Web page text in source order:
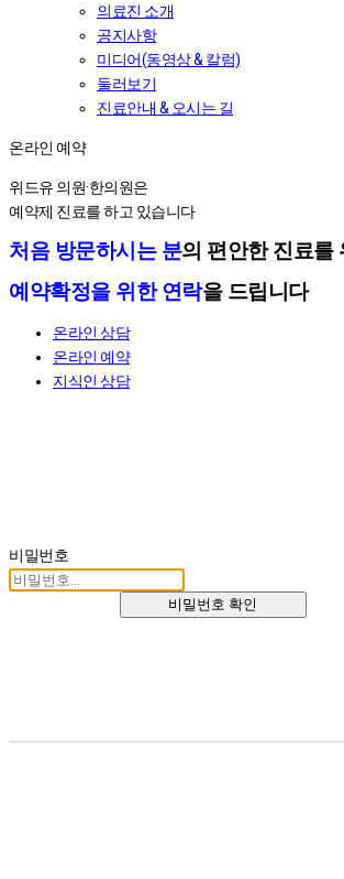
의료진 소개
공지사항
미디어(동영상 & 칼럼)
둘러보기
진료안내 & 오시는 길
온라인 예약
온라인 예약
위드유 의원·한의원은
예약제 진료를 하고 있습니다
처음 방문하시는 분의 편안한 진료를
예약확정을 위한 연락을 드립니다
온라인 상담
온라인 예약
지식인 상담
비밀번호
비밀번호 확인